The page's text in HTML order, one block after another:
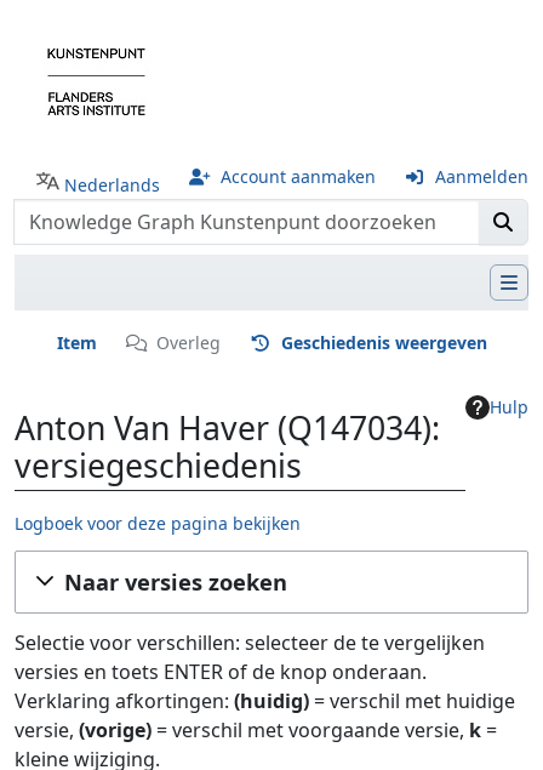
Nederlands Account aanmaken Aanmelden
Item Overleg Geschiedenis weergeven
Hulp
Anton Van Haver (Q147034):
versiegeschiedenis
Logboek voor deze pagina bekijken
Ga naar:navigatie,zoeken
Naar versies zoeken
Selectie voor verschillen: selecteer de te vergelijken
versies en toets ENTER of de knop onderaan.
Verklaring afkortingen: (huidig)= verschil met huidige
versie, (vorige)= verschil met voorgaande versie, k=
kleine wijziging.